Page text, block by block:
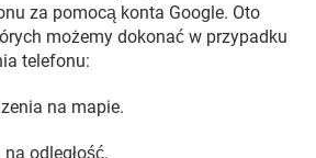
za pomocą konta Google. Oto
możemy dokonać w przypadku
telefonu:
na mapie.
odległość.